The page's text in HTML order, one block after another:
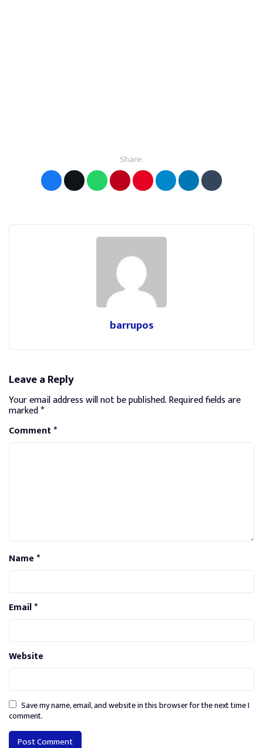
Share:
barrupos
Leave a Reply
Your email address will not be published.Required fields are
marked*
Comment*
Name*
Email*
Website
Save my name, email, and website in this browser for the next time I
comment.